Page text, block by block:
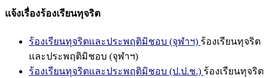
แจ้งเรื่องร้องเรียนทุจริต
ร้องเรียนทุจริตและประพฤติมิชอบ (จุฬาฯ) ร้องเรียนทุจริต
และประพฤติมิชอบ (จุฬาฯ)
ร้องเรียนทุจริตและประพฤติมิชอบ (ป.ป.ช.) ร้องเรียนทุจริต